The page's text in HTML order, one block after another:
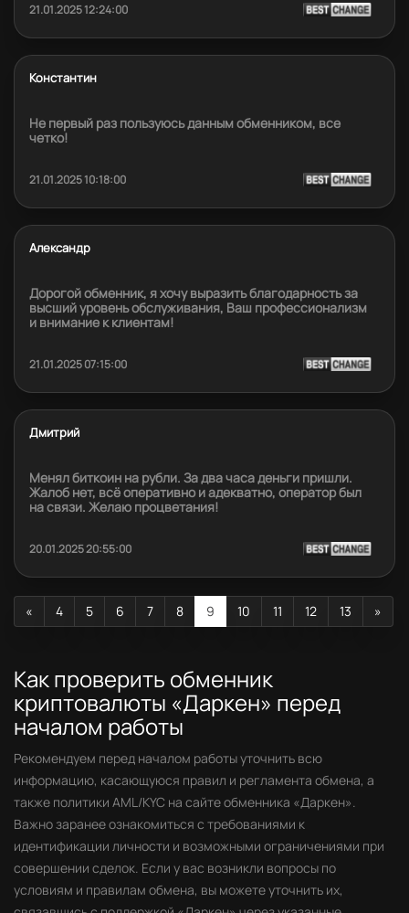
21.01.2025 12:24:00
Константин
Не первый раз пользуюсь данным обменником, все
четко!
21.01.2025 10:18:00
Александр
Дорогой обменник, я хочу выразить благодарность за
высший уровень обслуживания, Ваш профессионализм
и внимание к клиентам!
21.01.2025 07:15:00
Дмитрий
Менял биткоин на рубли. За два часа деньги пришли.
Жалоб нет, всё оперативно и адекватно, оператор был
на связи. Желаю процветания!
20.01.2025 20:55:00
« 4 5 6 7 8 9 10 11 12 13 »
Как проверить обменник
криптовалюты «Даркен» перед
началом работы
Рекомендуем перед началом работы уточнить всю
информацию, касающуюся правил и регламента обмена, а
также политики AML/KYC на сайте обменника «Даркен».
Важно заранее ознакомиться с требованиями к
идентификации личности и возможными ограничениями при
совершении сделок. Если у вас возникли вопросы по
условиям и правилам обмена, вы можете уточнить их,